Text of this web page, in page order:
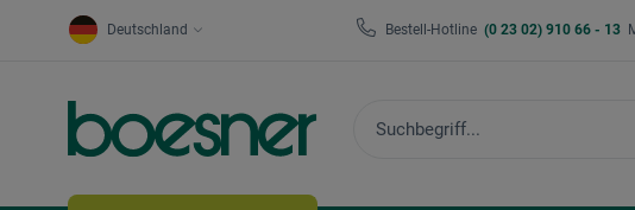
Deutschland Bestell-Hotline (0 23 02) 910 66 - 13